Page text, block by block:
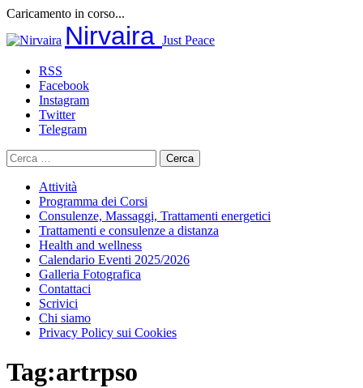
Caricamento in corso...
al
Nirvaira Just Peace
RSS
Facebook
Instagram
Twitter
Telegram
Ricerca
per:
Attività
Programma dei Corsi
Consulenze, Massaggi, Trattamenti energetici
Trattamenti e consulenze a distanza
Health and wellness
Calendario Eventi 2025/2026
Galleria Fotografica
Contattaci
Scrivici
Chi siamo
Privacy Policy sui Cookies
Tag:artrpso